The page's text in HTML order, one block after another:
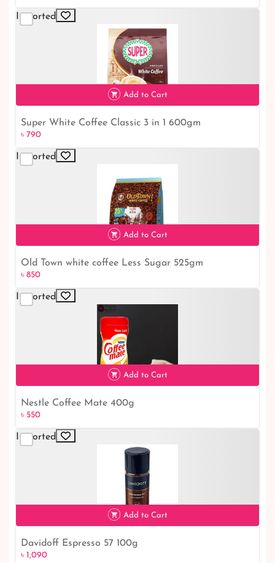
Imported
৳ 790
Add to Cart
Super White Coffee Classic 3 in 1 600gm
৳ 790
Imported
৳ 850
Add to Cart
Old Town white coffee Less Sugar 525gm
৳ 850
Imported
৳ 550
Add to Cart
Nestle Coffee Mate 400g
৳ 550
Imported
৳ 1,090
Add to Cart
Davidoff Espresso 57 100g
৳ 1,090